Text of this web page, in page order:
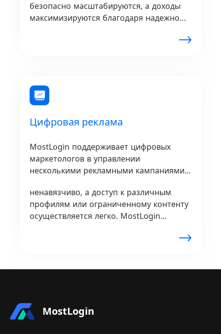
безопасно масштабируются, а доходы
максимизируются благодаря надежному
бесперебойную работу без проблем со
Цифровая реклама
MostLogin поддерживает цифровых
маркетологов в управлении
несколькими рекламными кампаниями
безупречно.
ненавязчиво, а доступ к различным
профилям или ограниченному контенту
осуществляется легко. MostLogin
MostLogin